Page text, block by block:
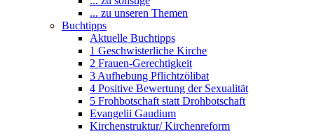
... zu unseren Themen
Buchtipps
Aktuelle Buchtipps
1 Geschwisterliche Kirche
2 Frauen-Gerechtigkeit
3 Aufhebung Pflichtzölibat
4 Positive Bewertung der Sexualität
5 Frohbotschaft statt Drohbotschaft
Evangelii Gaudium
Kirchenstruktur/ Kirchenreform